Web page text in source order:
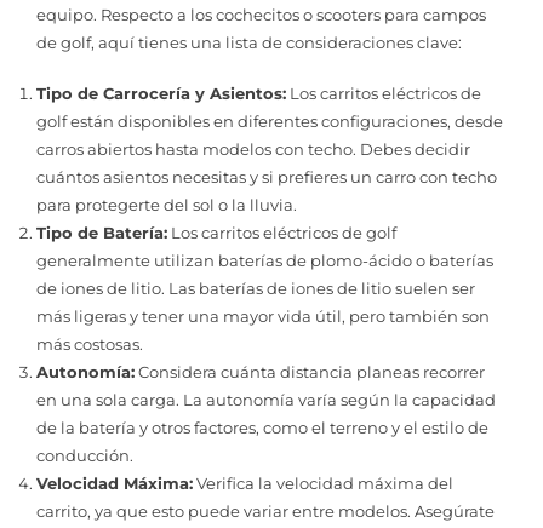
equipo. Respecto a los cochecitos o scooters para campos
de golf, aquí tienes una lista de consideraciones clave:
Tipo de Carrocería y Asientos: Los carritos eléctricos de
golf están disponibles en diferentes configuraciones, desde
carros abiertos hasta modelos con techo. Debes decidir
cuántos asientos necesitas y si prefieres un carro con techo
para protegerte del sol o la lluvia.
Tipo de Batería: Los carritos eléctricos de golf
generalmente utilizan baterías de plomo-ácido o baterías
de iones de litio. Las baterías de iones de litio suelen ser
más ligeras y tener una mayor vida útil, pero también son
más costosas.
Autonomía:Considera cuánta distancia planeas recorrer
en una sola carga. La autonomía varía según la capacidad
de la batería y otros factores, como el terreno y el estilo de
conducción.
Velocidad Máxima:Verifica la velocidad máxima del
carrito, ya que esto puede variar entre modelos. Asegúrate